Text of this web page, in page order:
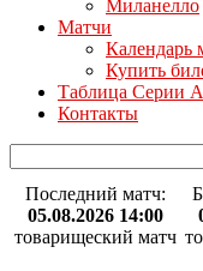
Миланелло
Матчи
Календарь
Купить
Таблица Серии А
Контакты
Последний матч:
05.08.2026 14:00
товарищеский матч